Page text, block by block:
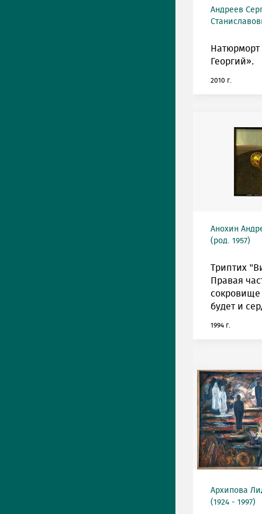
Андреев
Натюрморт
Георгий».
2010 г.
Анохин
(род. 1957)
Триптих
Правая
будет и
1994 г.
Архипова
(1924 - 1997)